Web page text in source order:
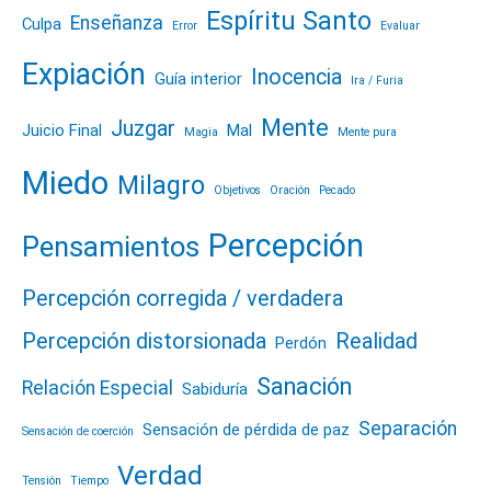
Culpa Enseñanza Error Espíritu Santo Evaluar
Expiación Guía interior Inocencia Ira / Furia
Juicio Final Juzgar Magia Mal Mente Mente pura
Miedo Milagro Objetivos Oración Pecado
Pensamientos Percepción
Percepción corregida / verdadera
Percepción distorsionada Perdón Realidad
Relación Especial Sabiduría Sanación
Sensación de coerción Sensación de pérdida de paz Separación
Tensión Tiempo Verdad